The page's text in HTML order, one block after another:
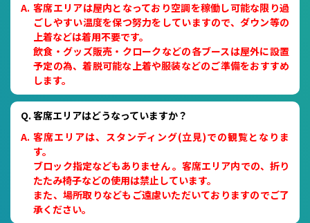
客席エリアは屋内となっており空調を稼働し可能な限り過
ごしやすい温度を保つ努力をしていますので、ダウン等の
上着などは着用不要です。
飲食・グッズ販売・クロークなどの各ブースは屋外に設置
予定の為、着脱可能な上着や服装などのご準備をおすすめ
します。
客席エリアはどうなっていますか？
客席エリアは、スタンディング(立見)での観覧となりま
す。
ブロック指定などもありません 。客席エリア内での、折り
たたみ椅子などの使用は禁止しています。
また、場所取りなどもご遠慮いただいておりますのでご了
承ください。